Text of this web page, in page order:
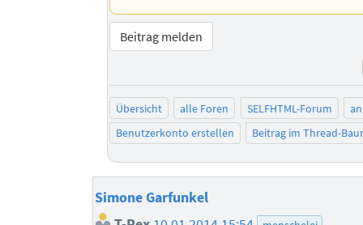
Beitrag melden
Übersicht alle Foren SELFHTML-Forum
Benutzerkonto erstellen
Beitrag im Thread-
Simone Garfunkel